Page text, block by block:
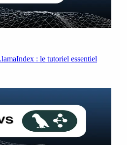
: le tutoriel essentiel